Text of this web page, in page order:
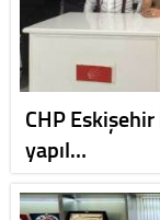
CHP Eskişehir
yapıl…